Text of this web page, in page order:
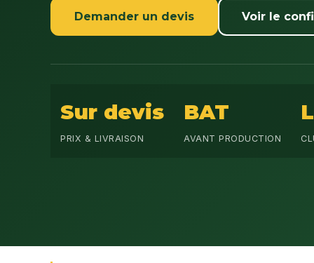
Demander un devis Voir le
Sur devis
PRIX & LIVRAISON
BAT
AVANT PRODUCTION